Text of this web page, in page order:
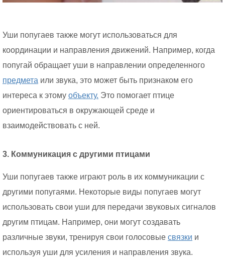
Уши попугаев также могут использоваться для
координации и направления движений. Например, когда
попугай обращает уши в направлении определенного
предмета или звука, это может быть признаком его
интереса к этому объекту. Это помогает птице
ориентироваться в окружающей среде и
взаимодействовать с ней.
3. Коммуникация с другими птицами
Уши попугаев также играют роль в их коммуникации с
другими попугаями. Некоторые виды попугаев могут
использовать свои уши для передачи звуковых сигналов
другим птицам. Например, они могут создавать
различные звуки, тренируя свои голосовые связки и
используя уши для усиления и направления звука.